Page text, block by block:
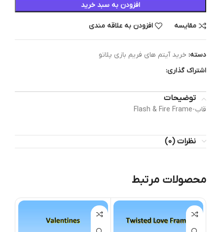
افزودن به سبد خرید
مقایسه افزودن به علاقه مندی
دسته: خرید آیتم های فریم بازی پلاتو
اشتراک گذاری:
توضیحات
قاب-Flash & Fire Frame
نظرات (0)
محصولات مرتبط